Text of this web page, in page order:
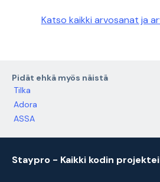
Katso kaikki arvosanat ja
Pidät ehkä myös näistä
Tilka
Adora
ASSA
Staypro - Kaikki kodin